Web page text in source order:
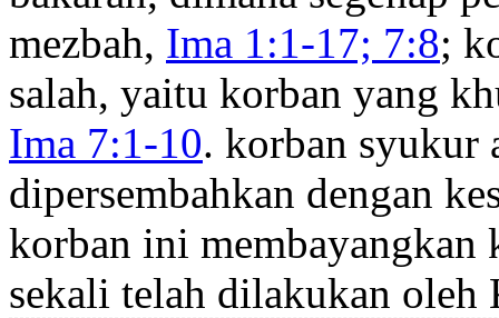
mezbah, Ima 1:1-17; 7:8;
salah, yaitu korban yang
Ima 7:1-10. korban syukur
dipersembahkan dengan
korban ini membayangkan
sekali telah dilakukan oleh